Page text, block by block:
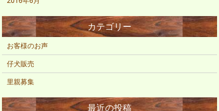
お客様のお声
仔犬販売
里親募集